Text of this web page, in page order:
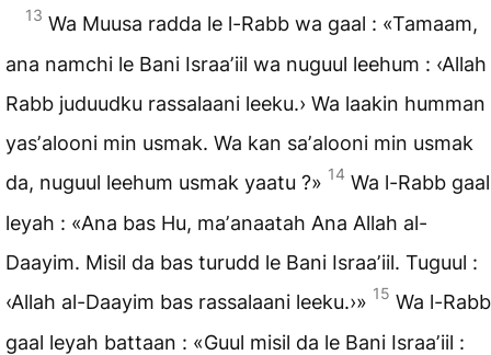
13 Wa Muusa radda le l-Rabb wa gaal : «Tamaam,
ana namchi le Bani Israaʼiil wa nuguul leehum : ‹Allah
Rabb juduudku rassalaani leeku.› Wa laakin humman
yasʼalooni min usmak. Wa kan saʼalooni min usmak
da, nuguul leehum usmak yaatu ?» 14 Wa l-Rabb gaal
leyah : «Ana bas Hu, maʼanaatah Ana Allah al-
Daayim. Misil da bas turudd le Bani Israaʼiil. Tuguul :
‹Allah al-Daayim bas rassalaani leeku.›» 15 Wa l-Rabb
gaal leyah battaan : «Guul misil da le Bani Israaʼiil :